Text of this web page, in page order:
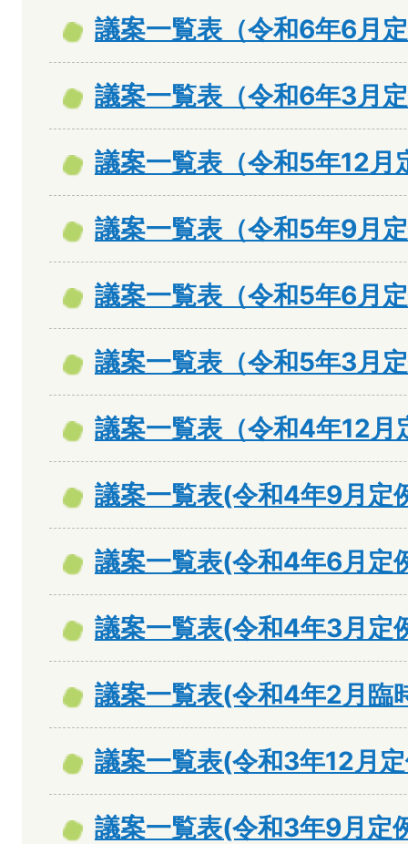
議案一覧表（令和6年6月
議案一覧表（令和6年3月
議案一覧表（令和5年12月
議案一覧表（令和5年9月
議案一覧表（令和5年6月
議案一覧表（令和5年3月
議案一覧表（令和4年12月
議案一覧表(令和4年9月定
議案一覧表(令和4年6月定
議案一覧表(令和4年3月定
議案一覧表(令和4年2月臨
議案一覧表(令和3年12月
議案一覧表(令和3年9月定